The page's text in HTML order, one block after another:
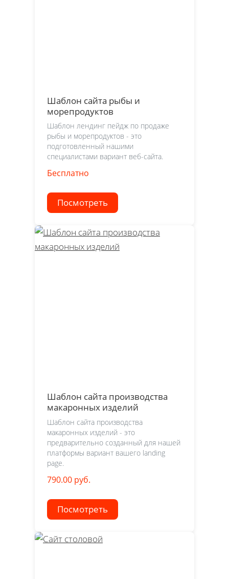
Шаблон сайта рыбы и
морепродуктов
Шаблон лендинг пейдж по продаже
рыбы и морепродуктов - это
подготовленный нашими
специалистами вариант веб-сайта.
Бесплатно
Посмотреть
Шаблон сайта производства
макаронных изделий
Шаблон сайта производства
макаронных изделий - это
предварительно созданный для нашей
платформы вариант вашего landing
page.
790.00 руб.
Посмотреть